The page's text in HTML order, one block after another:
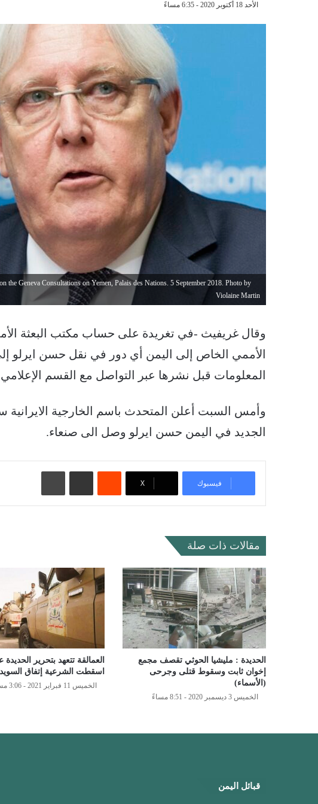
الأحد 18 أكتوبر 2020 - 6:35 مساءً
Geneva Consultations on Yemen, Palais des Nations. 5 September 2018. Photo by
Violaine Martin
وقال غريفيث -في تغريدة على حساب مكتب البعثة
الأممي الخاص إلى اليمن أي دور في نقل حسن ايرلو
المعلومات قبل نشرها عبر التواصل مع القسم
وأمس السبت أعلن المتحدث باسم الخارجية الايرانية
الجديد في اليمن حسن ایرلو وصل الى صنعاء.
فيسبوك ‫X
مقالات ذات صلة
الحديدة : مليشيا الحوثي تقصف مجمع
إخوان ثابت وسقوط قتلى وجرحى
(الأسماء)
الخميس 3 ديسمبر 2020 - 8:51 مساءً
العمالقة تتعهد بتحرير الحديدة
اسقطت الشرعية إتفاق
الخميس 11 فبراير 2021 - 3:06 مساءً
قبائل اليمن